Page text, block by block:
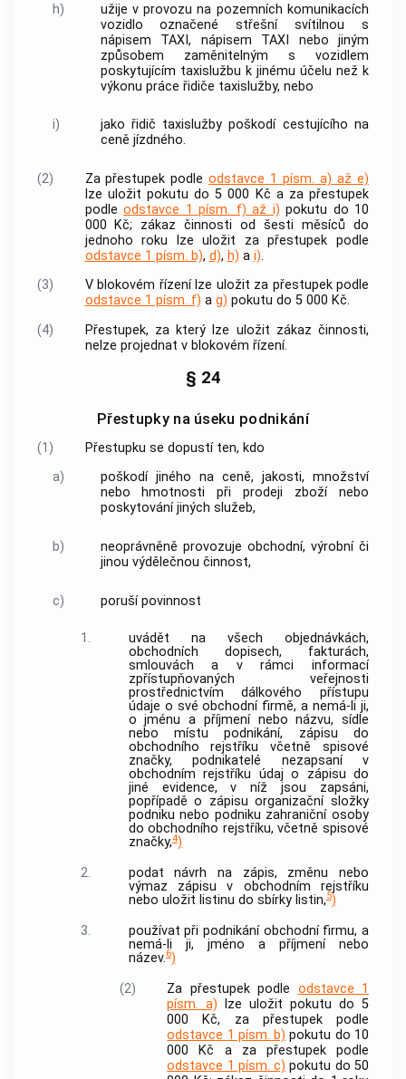
h)
užije v provozu na pozemních komunikacích
vozidlo označené střešní svítilnou s
nápisem TAXI, nápisem TAXI nebo jiným
způsobem zaměnitelným s vozidlem
poskytujícím taxislužbu k jinému účelu než k
výkonu práce řidiče taxislužby, nebo
i)
jako řidič taxislužby poškodí cestujícího na
ceně jízdného.
(2) Zapřestupek podleodstavce 1 písm. a) až e)
lze uložit pokutu do 5 000 Kč a za přestupek
podle odstavce 1 písm. f) až i) pokutu do 10
000 Kč; zákaz činnosti od šesti měsíců do
jednoho roku lze uložit zapřestupek podle
odstavce 1 písm. b), d), h) a i).
(3)
V blokovém řízení lze uložit za přestupekpodle
odstavce 1 písm. f) a g) pokutu do 5 000 Kč.
(4)
Přestupek, za který lze uložit zákaz činnosti,
nelze projednat v blokovém řízení.
§ 24
Přestupky na úseku podnikání
(1) Přestupku se dopustí ten, kdo
a)
poškodí jiného na ceně, jakosti, množství
nebo hmotnosti při prodeji zboží nebo
poskytování jiných služeb,
b)
neoprávněně provozuje obchodní, výrobní či
jinou výdělečnou činnost,
c) poruší povinnost
1.
uvádět na všech objednávkách,
obchodních dopisech, fakturách,
smlouvách a v rámci informací
zpřístupňovaných veřejnosti
prostřednictvím dálkového přístupu
údaje o své obchodní firmě, a nemá-li ji,
o jménu a příjmení nebo názvu, sídle
nebo místu podnikání, zápisu do
obchodního rejstříku včetně spisové
značky, podnikatelé nezapsaní v
obchodním rejstříku údaj o zápisu do
jiné evidence, v níž jsou zapsáni,
popřípadě o zápisu organizační složky
podniku nebo podniku zahraniční osoby
do obchodního rejstříku, včetně spisové
značky,4)
2.
podat návrh na zápis, změnu nebo
výmaz zápisu v obchodním rejstříku
nebo uložit listinu do sbírky listin,5)
3.
používat při podnikání obchodní firmu, a
nemá-li ji, jméno a příjmení nebo
název.6)
(2) Za přestupekpodle odstavce 1
písm. a) lze uložit pokutu do 5
000 Kč, za přestupekpodle
odstavce 1 písm. b) pokutu do 10
000 Kč a za přestupekpodle
odstavce 1 písm. c) pokutu do 50